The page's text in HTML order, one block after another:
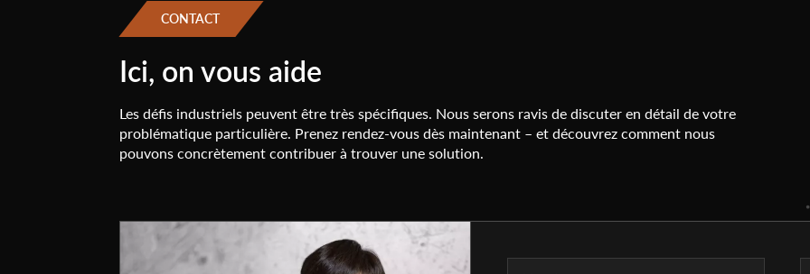
CONTACT
Ici, on vous aide
Les défis industriels peuvent être très spécifiques. Nous serons ravis de discuter en détail de votre
problématique particulière. Prenez rendez-vous dès maintenant – et découvrez comment nous
pouvons concrètement contribuer à trouver une solution.